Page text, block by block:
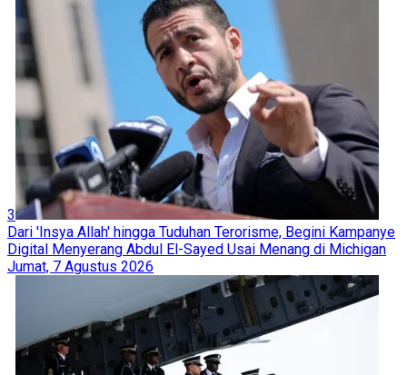
3
Dari 'Insya Allah' hingga Tuduhan Terorisme, Begini Kampanye
Digital Menyerang Abdul El-Sayed Usai Menang di Michigan
Jumat, 7 Agustus 2026